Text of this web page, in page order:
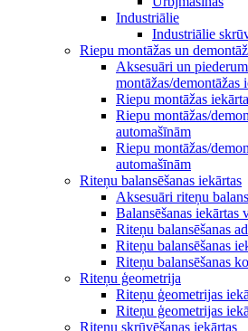
Industriālie
Industriālie
Riepu montāžas un
Aksesuāri un
montāžas/demontāžas
Riepu montāžas
Riepu montāžas/
automašīnām
Riepu montāžas/
automašīnām
Riteņu balansēšanas iekārtas
Aksesuāri riteņu
Balansēšanas iekārtas
Riteņu balansēšanas
Riteņu balansēšanas
Riteņu balansēšanas
Riteņu ģeometrija
Riteņu ģeometrijas
Riteņu ģeometrijas
Riteņu skrūvēšanas iekārtas